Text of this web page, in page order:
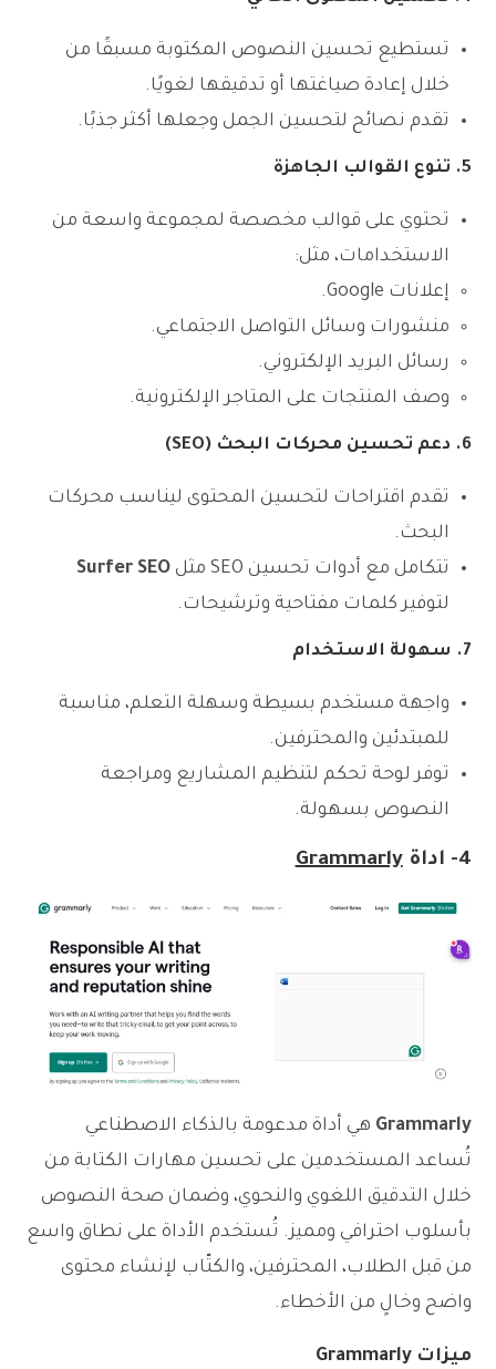
تستطيع تحسين النصوص المكتوبة مسبقًا من
خلال إعادة صياغتها أو تدقيقها لغويًا.
تقدم نصائح لتحسين الجمل وجعلها أكثر جذبًا.
5. تنوع القوالب الجاهزة
تحتوي على قوالب مخصصة لمجموعة واسعة من
الاستخدامات، مثل:
إعلانات Google.
منشورات وسائل التواصل الاجتماعي.
رسائل البريد الإلكتروني.
وصف المنتجات على المتاجر الإلكترونية.
6. دعم تحسين محركات البحث (SEO)
تقدم اقتراحات لتحسين المحتوى ليناسب محركات
البحث.
تتكامل مع أدوات تحسين SEO مثل
Surfer SEO
لتوفير كلمات مفتاحية وترشيحات.
7. سهولة الاستخدام
واجهة مستخدم بسيطة وسهلة التعلم، مناسبة
للمبتدئين والمحترفين.
توفر لوحة تحكم لتنظيم المشاريع ومراجعة
النصوص بسهولة.
4- اداة Grammarly
Grammarly هي أداة مدعومة بالذكاء الاصطناعي
تُساعد المستخدمين على تحسين مهارات الكتابة من
خلال التدقيق اللغوي والنحوي، وضمان صحة النصوص
بأسلوب احترافي ومميز. تُستخدم الأداة على نطاق واسع
من قبل الطلاب، المحترفين، والكتّاب لإنشاء محتوى
واضح وخالٍ من الأخطاء.
ميزات Grammarly